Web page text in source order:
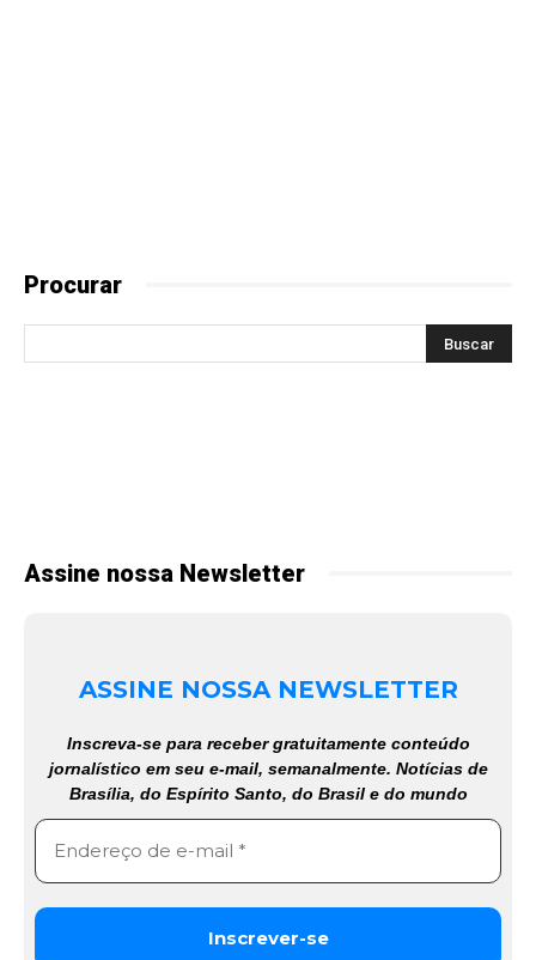
Procurar
Assine nossa Newsletter
ASSINE NOSSA NEWSLETTER
Inscreva-se para receber gratuitamente conteúdo
jornalístico em seu e-mail, semanalmente. Notícias de
Brasília, do Espírito Santo, do Brasil e do mundo